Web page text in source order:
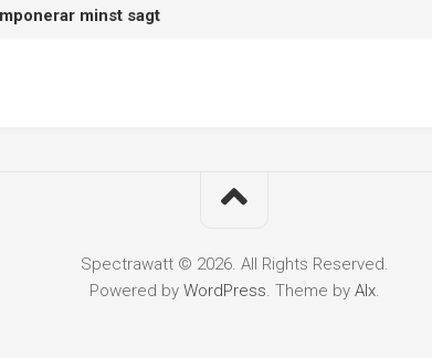
minst sagt
Spectrawatt © 2026. All Rights Reserved.
Powered by WordPress. Theme by Alx.